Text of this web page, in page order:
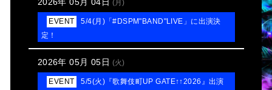
(月)
5/4(月)「#DSPM"BAND"LIVE」に出演決
定！
2026年 05月 05日 (火)
5/5(火)『歌舞伎町UP GATE↑↑2026』出演